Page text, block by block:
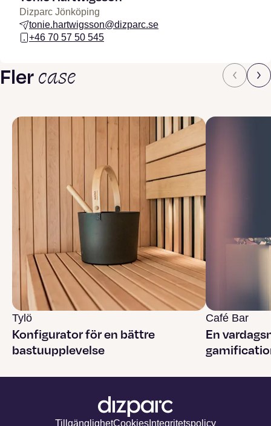
Dizparc Jönköping
tonie.hartwigsson@dizparc.se
+46 70 57 50 545
Flercase
Konfigurator för en bättre
bastuupplevelse
Tylö
En
Café Bar
TillgänglighetCookies Integritetspolicy